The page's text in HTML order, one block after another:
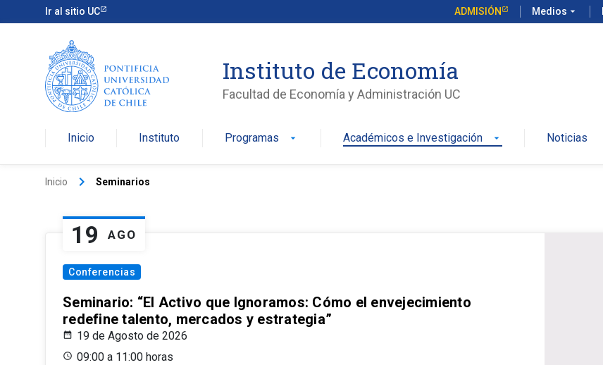
Ir al sitio UC ADMISIÓN Medios arrow_drop_down
Instituto de Economía
Facultad de Economía y Administración UC
Inicio Instituto Programas arrow_drop_down Académicos e Investigación arrow_drop_down Noticias
Inicio keyboard_arrow_right Seminarios
19 AGO
Conferencias
Seminario: “El Activo que Ignoramos: Cómo el envejecimiento
redefine talento, mercados y estrategia”
19 de Agosto de 2026
09:00 a 11:00 horas